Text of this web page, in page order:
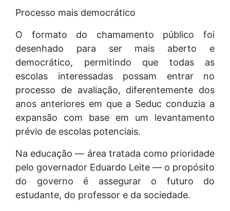
Processo mais democrático
O formato do chamamento público foi
desenhado para ser mais aberto e
democrático, permitindo que todas as
escolas interessadas possam entrar no
processo de avaliação, diferentemente dos
anos anteriores em que a Seduc conduzia a
expansão com base em um levantamento
prévio de escolas potenciais.
Na educação — área tratada como prioridade
pelo governador Eduardo Leite — o propósito
do governo é assegurar o futuro do
estudante, do professor e da sociedade.